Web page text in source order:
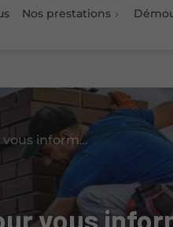
Nos prestations
Des contenus pensés pour vous informer, vous inspirer, vous guider
vous